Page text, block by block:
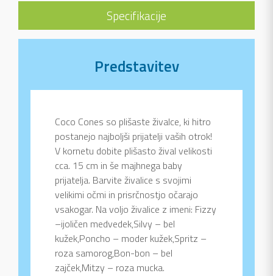
Specifikacije
Predstavitev
Coco Cones so plišaste živalce, ki hitro
postanejo najboljši prijatelji vaših otrok!
V kornetu dobite plišasto žival velikosti
cca. 15 cm in še majhnega baby
prijatelja. Barvite živalice s svojimi
velikimi očmi in prisrčnostjo očarajo
vsakogar. Na voljo živalice z imeni: Fizzy
–ijoličen medvedek,Silvy – bel
kužek,Poncho – moder kužek,Spritz –
roza samorog,Bon-bon – bel
zajček,Mitzy – roza mucka.